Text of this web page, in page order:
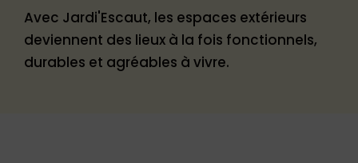
Avec Jardi'Escaut, les espaces extérieurs
deviennent des lieux à la fois fonctionnels,
durables et agréables à vivre.